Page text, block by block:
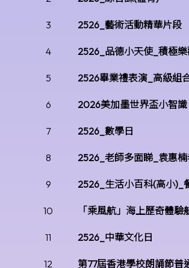
3 2526_藝術活動精華片段
4 2526_品德小天使_積極
5 2526畢業禮表演_高級組
6 2026美加墨世界盃小智識
7 2526_數學日
8 2526_老師多面睇_袁惠
9 2526_生活小百科(高小)_
10 「乘風航」海上歷奇體驗
11 2526_中華文化日
12 第77屆香港學校朗誦節普